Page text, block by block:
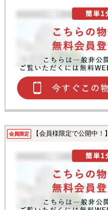
会員限定 【会員様限定で公開中！】